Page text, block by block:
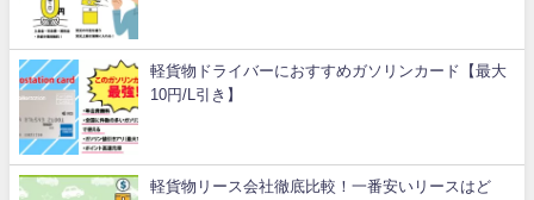
軽貨物ドライバーにおすすめガソリンカード【最大
10円/L引き】
軽貨物リース会社徹底比較！一番安いリースはど